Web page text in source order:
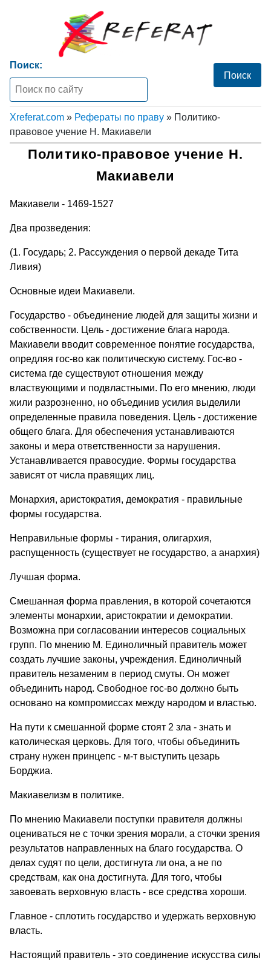
Поиск:
Xreferat.com » Рефераты по праву » Политико-
правовое учение Н. Макиавели
Политико-правовое учение Н.
Макиавели
Макиавели - 1469-1527
Два прозведения:
(1. Государь; 2. Рассуждения о первой декаде Тита
Ливия)
Основные идеи Макиавели.
Государство - объединение людей для защиты жизни и
собственности. Цель - достижение блага народа.
Макиавели вводит современное понятие государства,
опредляя гос-во как политическую систему. Гос-во -
система где существуют отношения между
властвующими и подвластными. По его мнению, люди
жили разрозненно, но объединив усилия выделили
определенные правила поведения. Цель - достижение
общего блага. Для обеспечения устанавливаются
законы и мера ответственности за нарушения.
Устанавливается правосудие. Формы государства
зависят от числа правящих лиц.
Монархия, аристократия, демократия - правильные
формы государства.
Неправильные формы - тирания, олигархия,
распущенность (существует не государство, а анархия)
Лучшая форма.
Смешанная форма правления, в которой сочетаются
элементы монархии, аристократии и демократии.
Возможна при согласовании интересов социальных
групп. По мнению М. Единоличный правитель может
создать лучшие законы, учреждения. Единоличный
правитель незаменим в период смуты. Он может
объединить народ. Свободное гос-во должно быть
основано на компромиссах между народом и властью.
На пути к смешанной форме стоят 2 зла - знать и
католическая церковь. Для того, чтобы объединить
страну нужен принцепс - м-т выступить цезарь
Борджиа.
Макиавелизм в политике.
По мнению Макиавели поступки правителя должны
оцениваться не с точки зрения морали, а сточки зрения
результатов направленных на благо государства. О
делах судят по цели, достигнута ли она, а не по
средствам, как она достигнута. Для того, чтобы
завоевать верховную власть - все средства хороши.
Главное - сплотить государство и удержать верховную
власть.
Настоящий правитель - это соединение искусства силы